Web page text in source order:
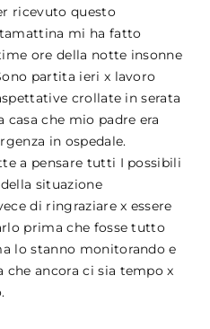
ricevuto questo
mi ha fatto
ore della notte insonne
partita ieri x lavoro
crollate in serata
casa che mio padre era
in ospedale.
a pensare tutti I possibili
situazione
di ringraziare x essere
prima che fosse tutto
lo stanno monitorando e
che ancora ci sia tempo x